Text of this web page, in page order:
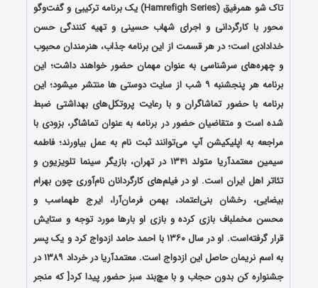
تاک شو همرفیق (Hamrefigh Series) یک برنامه ترکیبی و گفت‌وگو
محور با کارگردانی و اجرای شهاب حسینی و تهیه کنندگی حسن
خدادادی است؛ در هر قسمت از این برنامه جذاب، هنرمندان محبوب
و چهره‌های سرشناسی به عنوان مهمان حضور خواهند داشت؛ این
برنامه هر پنجشنبه ۹ شب از سایت دوستی ها منتشر میشود؛ این
برنامه با حضور تماشاگران و با رعایت پروتکل‌هاى بهداشتى ضبط
شده است و متقاضیان حضور در برنامه به عنوان تماشاگر، بزودى با
مراجعه به اپلیکیشن آپ مى‌توانند ثبت نام به عمل بیاورند؛ فاطمه
سیمین معتمدآریا متولد ۱۳۴۱ در تهران، بازیگر سینما تلویزیون و
تئاتر اهل ایران است. او در فیلم‌های کارگردانان نام‌آوری چون بهرام
بیضایی، رخشان بنی‌اعتماد، بهمن فرمان‌آرا، ایرج طهماسب و
محسن مخملباف بازی کرده و بازی او بارها مورد توجه و ستایش
قرار گرفته‌است. او در سال ۱۳۶۰ با احمد حامد ازدواج کرد و یک پسر
به اسم نریمان حاصل این ازدواج است. معتمدآریا در خرداد ۱۳۸۹ در
جشنواره کن بدون حجاب و با مچ‌بند سبز حضور پیدا کرد[ که منجر